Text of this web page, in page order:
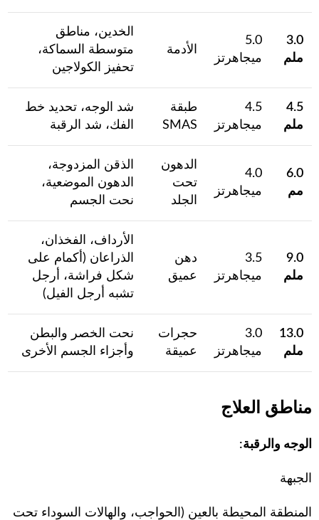
3.0
ملم
5.0
ميجاهرتز
الأدمة
الخدين، مناطق
متوسطة السماكة،
تحفيز الكولاجين
4.5
ملم
4.5
ميجاهرتز
طبقة
SMAS
شد الوجه، تحديد خط
الفك، شد الرقبة
6.0
مم
4.0
ميجاهرتز
الدهون
تحت
الجلد
الذقن المزدوجة،
الدهون الموضعية،
نحت الجسم
9.0
ملم
3.5
ميجاهرتز
دهن
عميق
الأرداف، الفخذان،
الذراعان (أكمام على
شكل فراشة، أرجل
تشبه أرجل الفيل)
13.0
ملم
3.0
ميجاهرتز
حجرات
عميقة
نحت الخصر والبطن
وأجزاء الجسم الأخرى
مناطق العلاج
الوجه والرقبة:
الجبهة
المنطقة المحيطة بالعين (الحواجب، والهالات السوداء تحت